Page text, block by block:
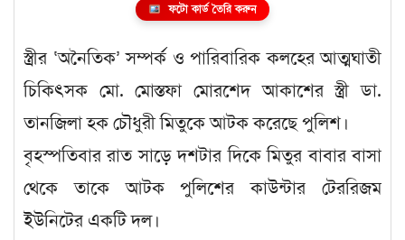
ফটো কার্ড তৈরি করুন
স্ত্রীর ‘অনৈতিক’ সম্পর্ক ও পারিবারিক কলহের আত্মঘাতী
চিকিৎসক মো. মোস্তফা মোরশেদ আকাশের স্ত্রী ডা.
তানজিলা হক চৌধুরী মিতুকে আটক করেছে পুলিশ।
বৃহস্পতিবার রাত সাড়ে দশটার দিকে মিতুর বাবার বাসা
থেকে তাকে আটক পুলিশের কাউন্টার টেররিজম
ইউনিটের একটি দল।